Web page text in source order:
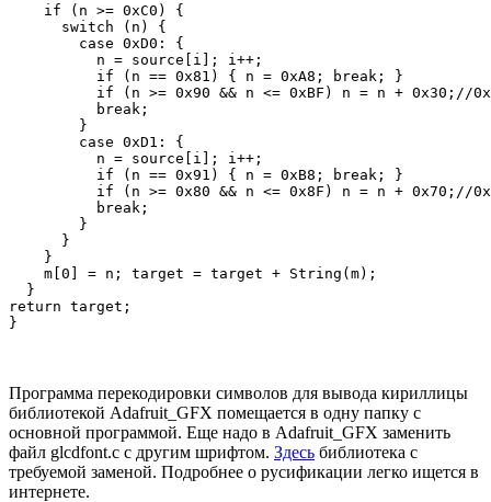
    if (n >= 0xC0) {
      switch (n) {
        case 0xD0: {
          n = source[i]; i++;
          if (n == 0x81) { n = 0xA8; break; }
if (n >= 0x90 && n <= 0xBF) n = n + 0x30;//
          break;
        }
        case 0xD1: {
          n = source[i]; i++;
          if (n == 0x91) { n = 0xB8; break; }
if (n >= 0x80 && n <= 0x8F) n = n + 0x70;//
          break;
        }
      }
    }
    m[0] = n; target = target + String(m);
  }
return target;
}
Программа перекодировки символов для вывода кириллицы
библиотекой Adafruit_GFX помещается в одну папку с
основной программой. Еще надо в Adafruit_GFX заменить
файл glcdfont.с с другим шрифтом. Здесь библиотека с
требуемой заменой. Подробнее о русификации легко ищется в
интернете.